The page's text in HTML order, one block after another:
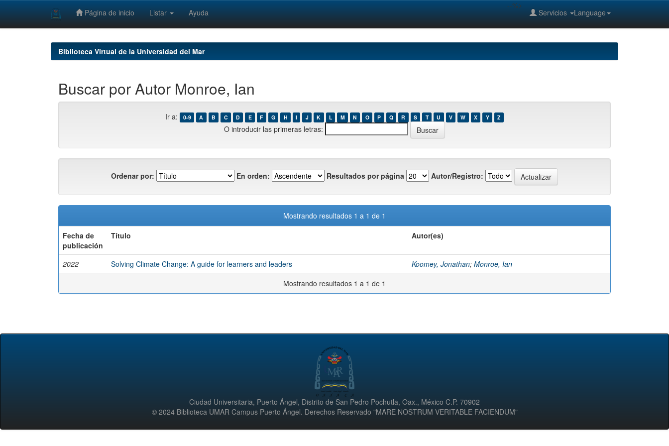
Página de inicio Listar Ayuda Language
Servicios
--%>
Biblioteca Virtual de la Universidad del Mar
Buscar por Autor Monroe, Ian
Ir a: 0-9 A B C D E F G H I J K L M N O P Q R S T U V W X Y Z
O introducir las primeras letras:
Ordenar por: En orden: Resultados por página Autor/Registro:
Mostrando resultados 1 a 1 de 1
Fecha de
publicación
Título Autor(es)
2022 Solving Climate Change: A guide for learners and leaders Koomey, Jonathan; Monroe, Ian
Mostrando resultados 1 a 1 de 1
Ciudad Universitaria, Puerto Ángel, Distrito de San Pedro Pochutla, Oax., México C.P. 70902
© 2024 Biblioteca UMAR Campus Puerto Ángel. Derechos Reservado "MARE NOSTRUM VERITABLE FACIENDUM"